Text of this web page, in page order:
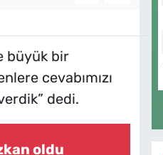
büyük bir
cevabımızı
dedi.
oldu